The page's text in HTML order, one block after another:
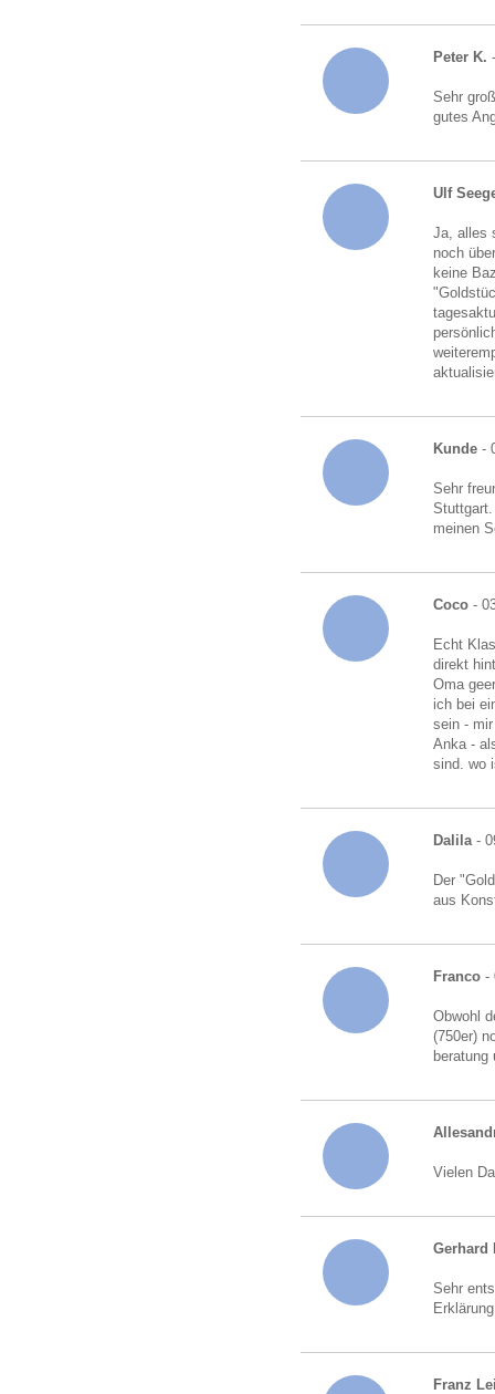
Peter K.
Sehr
gutes
Ulf
Ja, alles
noch
keine
Kunde -
Sehr
meinen
Coco -
Echt
direkt
Oma
ich bei
sein -
Anka -
sind. wo
Dalila-
Der
aus
Franco -
Obwohl
(750er)
Vielen
Gerhard
Sehr
Franz